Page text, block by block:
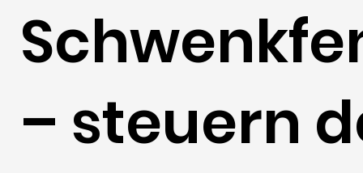
– steuern